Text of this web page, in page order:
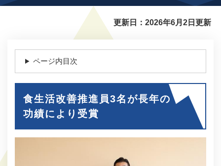
更新日：2026年6月2日更新
ページ内目次
食生活改善推進員3名が長年の
功績により受賞